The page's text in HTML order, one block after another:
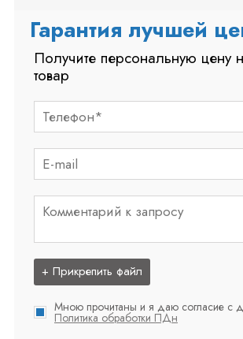
Гарантия лучшей
Получите персональную цену
товар
+ Прикрепить файл
Мною прочитаны и я даю согласие с
Политика обработки ПДн